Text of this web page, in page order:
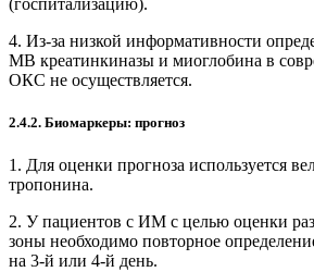
4. Из-за низкой информативности
MB креатинкиназы и миоглобина в
ОКС не осуществляется.
2.4.2. Биомаркеры: прогноз
1. Для оценки прогноза используется
тропонина.
2. У пациентов с ИМ с целью оценки
зоны необходимо повторное
на 3-й или 4-й день.